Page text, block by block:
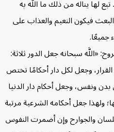
لها يناله من ذلك ما اللَّه به
فيكون النعيم والعذاب على
«اللَّه سبحانه جعل الدور ثلاثة:
وجعل لكل دار أحكامًا تختص
ونفس، وجعل أحكام دار الدنيا
ولهذا جعل أحكامه الشرعية مرتبة
والجوارح وإن أضمرت النفوس